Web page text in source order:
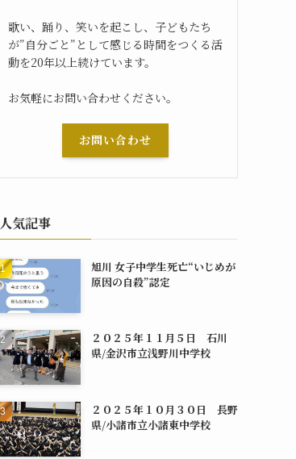
歌い、踊り、笑いを起こし、子どもたち
が”自分ごと”として感じる時間をつくる活
動を20年以上続けています。
お気軽にお問い合わせください。
お問い合わせ
人気記事
旭川 女子中学生死亡“いじめが
原因の自殺”認定
２０２５年１１月５日 石川
県/金沢市立浅野川中学校
２０２５年１０月３０日 長野
県/小諸市立小諸東中学校